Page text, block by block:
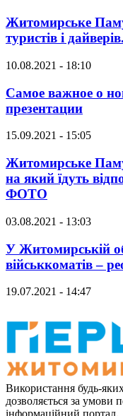
Житомирське
туристів і
10.08.2021 - 18:10
Самое важное о
презентации
15.09.2021 - 15:05
Житомирське
на який їдуть
ФОТО
03.08.2021 - 13:03
У Житомирській
військкоматів –
19.07.2021 - 14:47
Використання будь-
дозволяється за